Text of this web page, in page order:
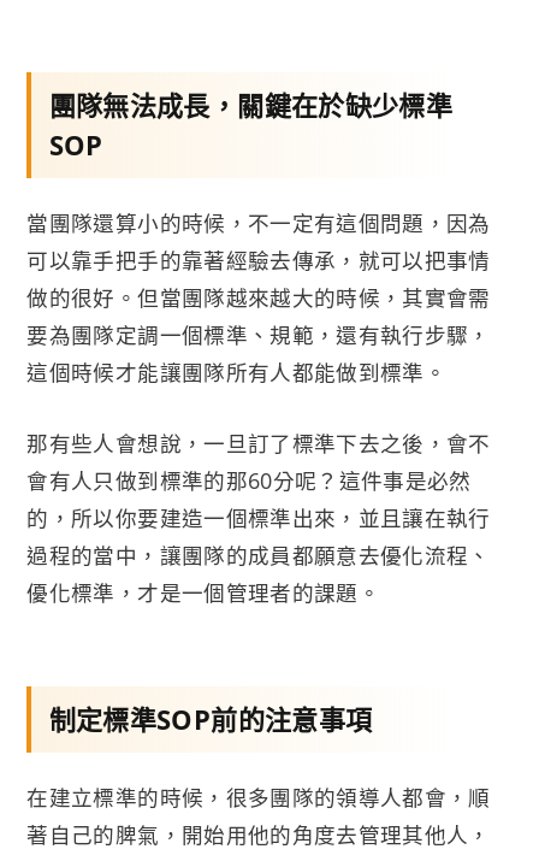
團隊無法成長，關鍵在於缺少標準
SOP
當團隊還算小的時候，不一定有這個問題，因為
可以靠手把手的靠著經驗去傳承，就可以把事情
做的很好。但當團隊越來越大的時候，其實會需
要為團隊定調一個標準、規範，還有執行步驟，
這個時候才能讓團隊所有人都能做到標準。
那有些人會想說，一旦訂了標準下去之後，會不
會有人只做到標準的那60分呢？這件事是必然
的，所以你要建造一個標準出來，並且讓在執行
過程的當中，讓團隊的成員都願意去優化流程、
優化標準，才是一個管理者的課題。
制定標準SOP前的注意事項
在建立標準的時候，很多團隊的領導人都會，順
著自己的脾氣，開始用他的角度去管理其他人，